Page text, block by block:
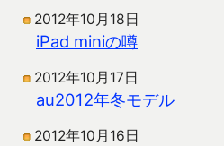
2012年10月18日
iPad miniの噂
2012年10月17日
au2012年冬モデル
2012年10月16日